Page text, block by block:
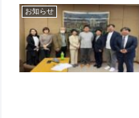
お知らせ